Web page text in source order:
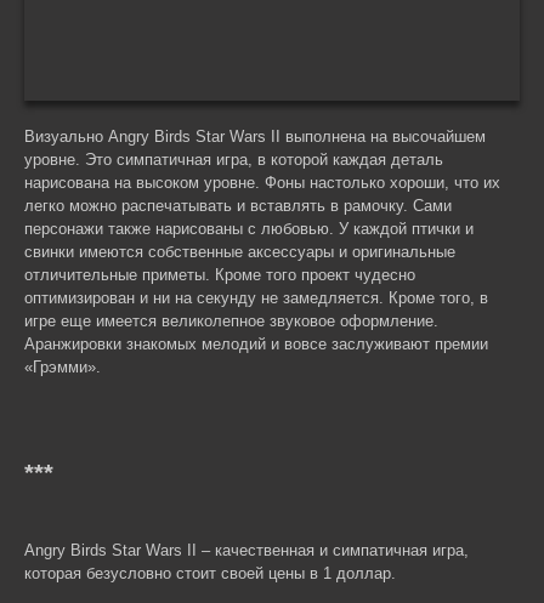
Визуально Angry Birds Star Wars II выполнена на высочайшем
уровне. Это симпатичная игра, в которой каждая деталь
нарисована на высоком уровне. Фоны настолько хороши, что их
легко можно распечатывать и вставлять в рамочку. Сами
персонажи также нарисованы с любовью. У каждой птички и
свинки имеются собственные аксессуары и оригинальные
отличительные приметы. Кроме того проект чудесно
оптимизирован и ни на секунду не замедляется. Кроме того, в
игре еще имеется великолепное звуковое оформление.
Аранжировки знакомых мелодий и вовсе заслуживают премии
«Грэмми».
***
Angry Birds Star Wars II – качественная и симпатичная игра,
которая безусловно стоит своей цены в 1 доллар.